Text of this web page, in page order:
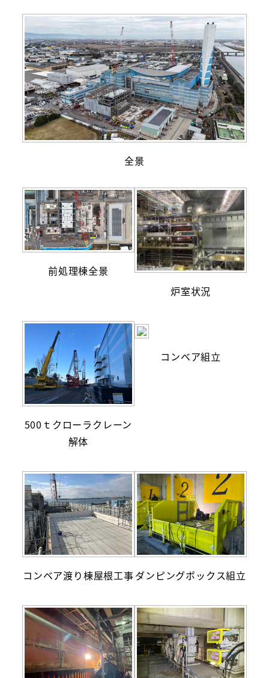
全景
前処理棟全景
炉室状況
500ｔクローラクレーン
解体
コンベア組立
コンベア渡り棟屋根工事ダンピングボックス組立